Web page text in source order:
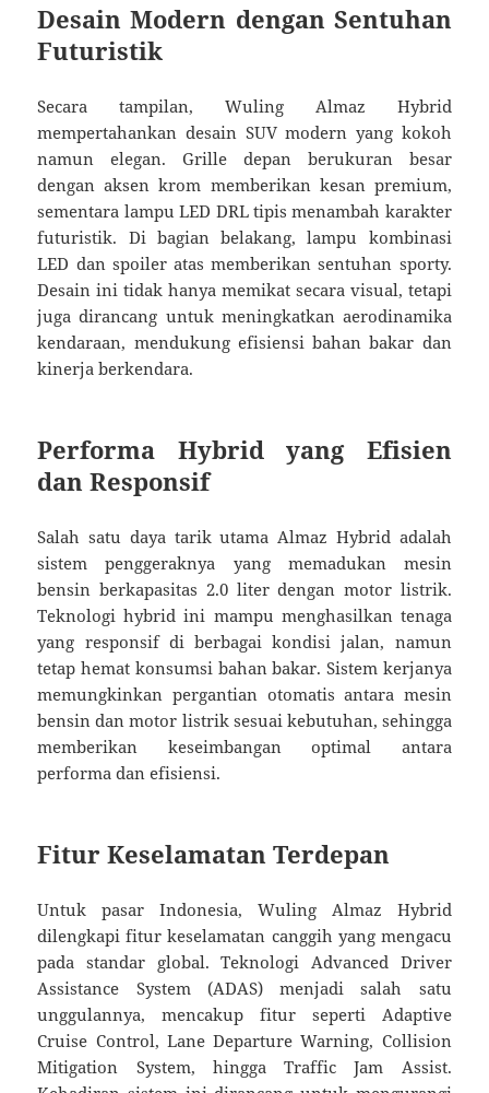
Desain Modern dengan Sentuhan
Futuristik
Secara tampilan, Wuling Almaz Hybrid
mempertahankan desain SUV modern yang kokoh
namun elegan. Grille depan berukuran besar
dengan aksen krom memberikan kesan premium,
sementara lampu LED DRL tipis menambah karakter
futuristik. Di bagian belakang, lampu kombinasi
LED dan spoiler atas memberikan sentuhan sporty.
Desain ini tidak hanya memikat secara visual, tetapi
juga dirancang untuk meningkatkan aerodinamika
kendaraan, mendukung efisiensi bahan bakar dan
kinerja berkendara.
Performa Hybrid yang Efisien
dan Responsif
Salah satu daya tarik utama Almaz Hybrid adalah
sistem penggeraknya yang memadukan mesin
bensin berkapasitas 2.0 liter dengan motor listrik.
Teknologi hybrid ini mampu menghasilkan tenaga
yang responsif di berbagai kondisi jalan, namun
tetap hemat konsumsi bahan bakar. Sistem kerjanya
memungkinkan pergantian otomatis antara mesin
bensin dan motor listrik sesuai kebutuhan, sehingga
memberikan keseimbangan optimal antara
performa dan efisiensi.
Fitur Keselamatan Terdepan
Untuk pasar Indonesia, Wuling Almaz Hybrid
dilengkapi fitur keselamatan canggih yang mengacu
pada standar global. Teknologi Advanced Driver
Assistance System (ADAS) menjadi salah satu
unggulannya, mencakup fitur seperti Adaptive
Cruise Control, Lane Departure Warning, Collision
Mitigation System, hingga Traffic Jam Assist.